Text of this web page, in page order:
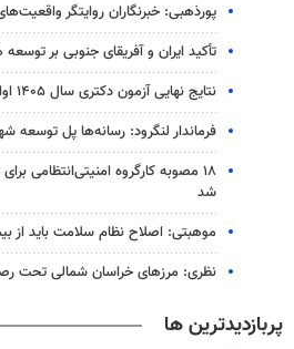
پورذهبی: خبرنگاران روایتگر
تأکید ایران و آفریقای جنوبی بر
نتایج نهایی آزمون دکتری سال ۱۴۰۵ اواخر مرداد اعلام می شود
فرماندار لنگرود: رسانه‌ها پل توسعه
۱۸ مصوبه کارگروه امنیتی‌انتظامی
شد
موهبتی: اصلاح نظام سلامت باید از
نظری: مرزهای خراسان شمالی تحت
پربازدیدترین ها